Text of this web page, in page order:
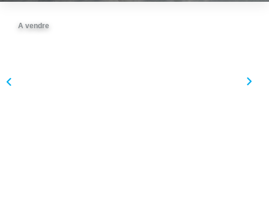
A vendre